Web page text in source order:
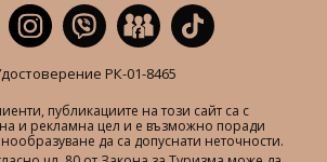
РК-01-8465
публикациите на този сайт са с
и рекламна цел и е възможно поради
да са допуснати неточности.